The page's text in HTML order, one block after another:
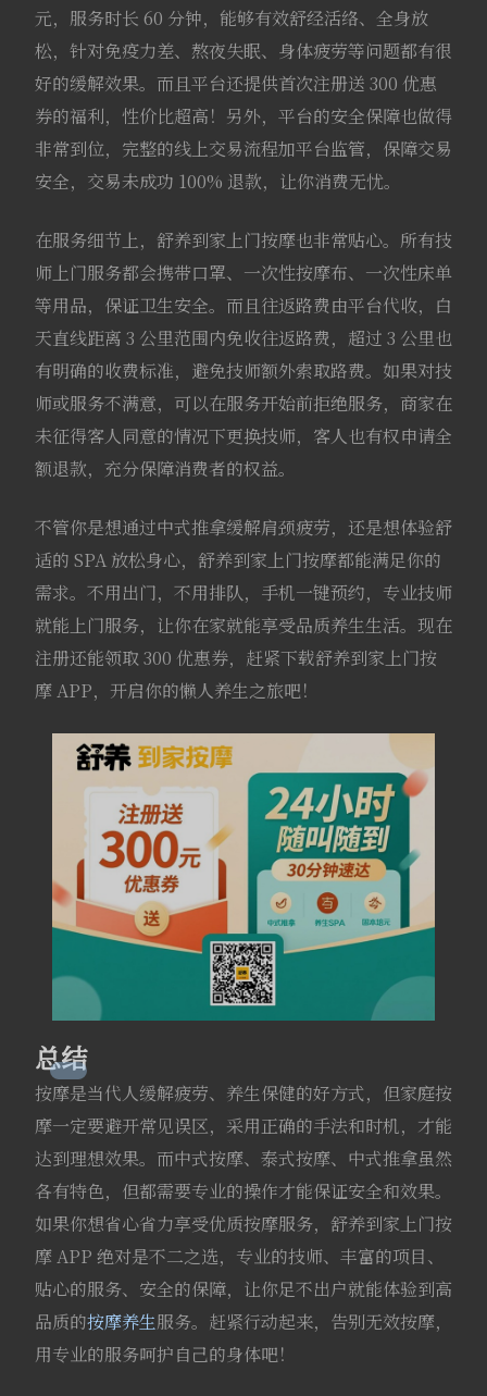
元，服务时长 60 分钟，能够有效舒经活络、全身放
松，针对免疫力差、熬夜失眠、身体疲劳等问题都有很
好的缓解效果。而且平台还提供首次注册送 300 优惠
券的福利，性价比超高！另外，平台的安全保障也做得
非常到位，完整的线上交易流程加平台监管，保障交易
安全，交易未成功 100% 退款，让你消费无忧。
在服务细节上，舒养到家上门按摩也非常贴心。所有技
师上门服务都会携带口罩、一次性按摩布、一次性床单
等用品，保证卫生安全。而且往返路费由平台代收，白
天直线距离 3 公里范围内免收往返路费，超过 3 公里也
有明确的收费标准，避免技师额外索取路费。如果对技
师或服务不满意，可以在服务开始前拒绝服务，商家在
未征得客人同意的情况下更换技师，客人也有权申请全
额退款，充分保障消费者的权益。
不管你是想通过中式推拿缓解肩颈疲劳，还是想体验舒
适的 SPA 放松身心，舒养到家上门按摩都能满足你的
需求。不用出门，不用排队，手机一键预约，专业技师
就能上门服务，让你在家就能享受品质养生生活。现在
注册还能领取 300 优惠券，赶紧下载舒养到家上门按
摩 APP，开启你的懒人养生之旅吧！
总结
按摩是当代人缓解疲劳、养生保健的好方式，但家庭按
摩一定要避开常见误区，采用正确的手法和时机，才能
达到理想效果。而中式按摩、泰式按摩、中式推拿虽然
各有特色，但都需要专业的操作才能保证安全和效果。
如果你想省心省力享受优质按摩服务，舒养到家上门按
摩 APP 绝对是不二之选，专业的技师、丰富的项目、
贴心的服务、安全的保障，让你足不出户就能体验到高
品质的按摩养生服务。赶紧行动起来，告别无效按摩，
用专业的服务呵护自己的身体吧！